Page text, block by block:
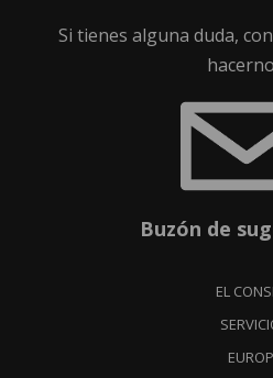
Si tienes alguna duda,
Buzón de
EL